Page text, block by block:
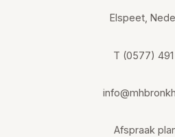
Elspeet,
T (0577)
Afspraak